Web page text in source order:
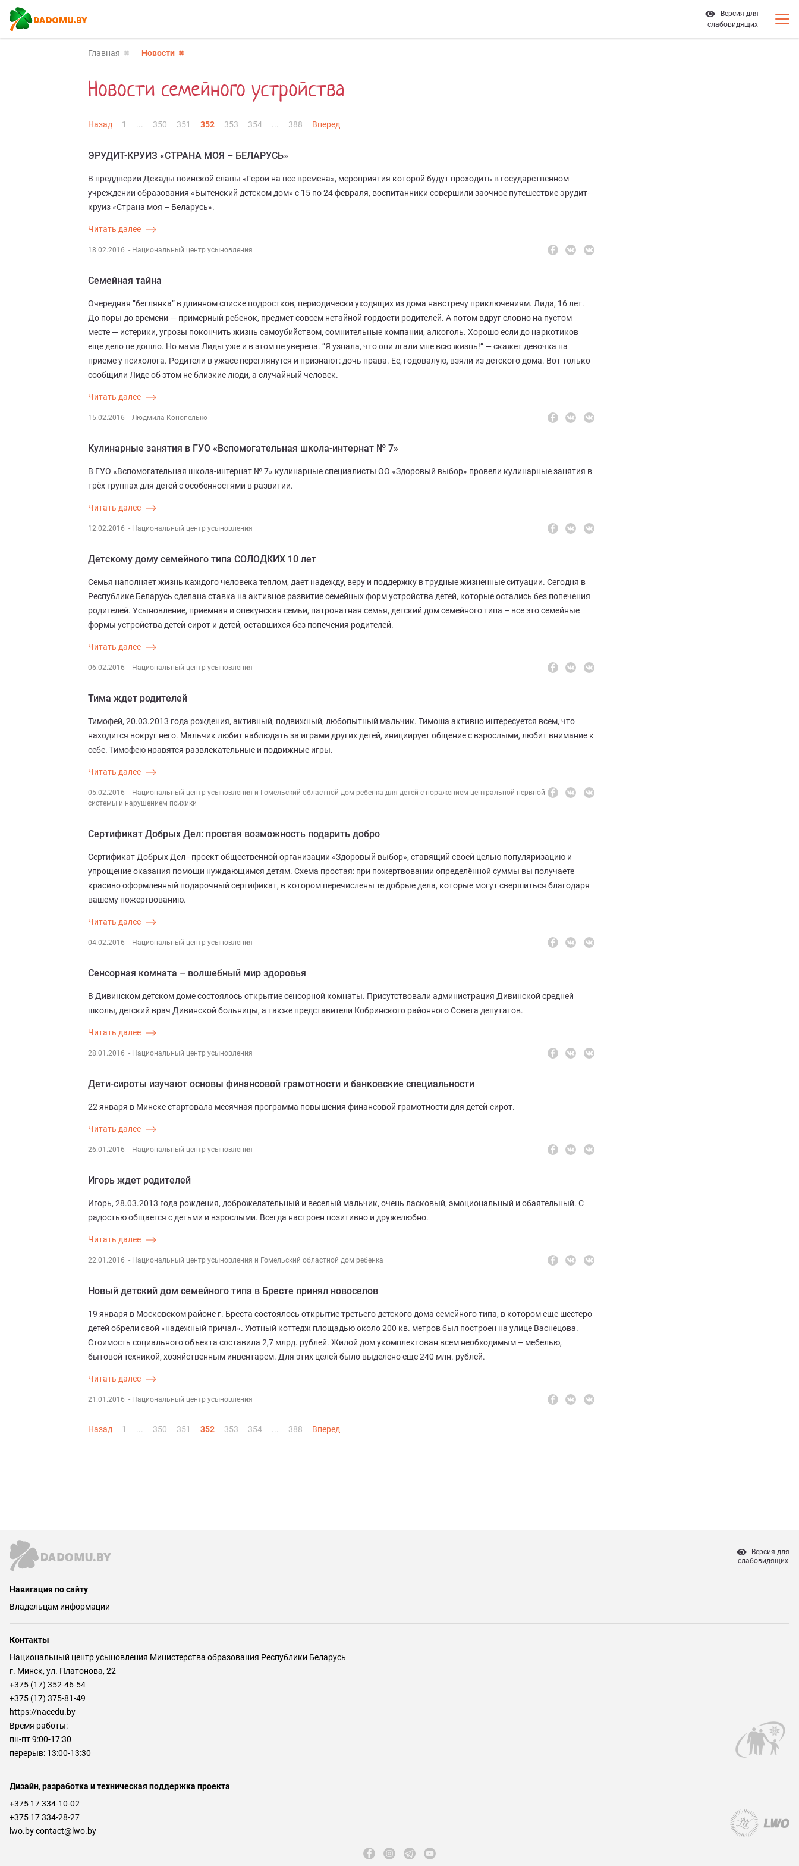
Версия для
слабовидящих
Главная Новости
Новости семейного устройства
Назад 1 ... 350 351 352 353 354 ... 388 Вперед
18.02.2016 - Национальный центр усыновления
ЭРУДИТ-КРУИЗ «СТРАНА МОЯ – БЕЛАРУСЬ»
В преддверии Декады воинской славы «Герои на все времена», мероприятия которой будут проходить в государственном
учреждении образования «Бытенский детском дом» с 15 по 24 февраля, воспитанники совершили заочное путешествие эрудит-
круиз «Страна моя – Беларусь».
Читать далее
15.02.2016 - Людмила Конопелько
Семейная тайна
Очередная “беглянка” в длинном списке подростков, периодически уходящих из дома навстречу приключениям. Лида, 16 лет.
До поры до времени — примерный ребенок, предмет совсем нетайной гордости родителей. А потом вдруг словно на пустом
месте — истерики, угрозы покончить жизнь самоубийством, сомнительные компании, алкоголь. Хорошо если до наркотиков
еще дело не дошло. Но мама Лиды уже и в этом не уверена. “Я узнала, что они лгали мне всю жизнь!” — скажет девочка на
приеме у психолога. Родители в ужасе переглянутся и признают: дочь права. Ее, годовалую, взяли из детского дома. Вот только
сообщили Лиде об этом не близкие люди, а случайный человек.
Читать далее
12.02.2016 - Национальный центр усыновления
Кулинарные занятия в ГУО «Вспомогательная школа-интернат № 7»
В ГУО «Вспомогательная школа-интернат № 7» кулинарные специалисты ОО «Здоровый выбор» провели кулинарные занятия в
трёх группах для детей с особенностями в развитии.
Читать далее
06.02.2016 - Национальный центр усыновления
Детскому дому семейного типа СОЛОДКИХ 10 лет
Семья наполняет жизнь каждого человека теплом, дает надежду, веру и поддержку в трудные жизненные ситуации. Сегодня в
Республике Беларусь сделана ставка на активное развитие семейных форм устройства детей, которые остались без попечения
родителей. Усыновление, приемная и опекунская семьи, патронатная семья, детский дом семейного типа – все это семейные
формы устройства детей-сирот и детей, оставшихся без попечения родителей.
Читать далее
05.02.2016 - Национальный центр усыновления и Гомельский областной дом ребенка для детей с поражением центральной нервной
системы и нарушением психики
Тима ждет родителей
Тимофей, 20.03.2013 года рождения, активный, подвижный, любопытный мальчик. Тимоша активно интересуется всем, что
находится вокруг него. Мальчик любит наблюдать за играми других детей, инициирует общение с взрослыми, любит внимание к
себе. Тимофею нравятся развлекательные и подвижные игры.
Читать далее
04.02.2016 - Национальный центр усыновления
Сертификат Добрых Дел: простая возможность подарить добро
Сертификат Добрых Дел - проект общественной организации «Здоровый выбор», ставящий своей целью популяризацию и
упрощение оказания помощи нуждающимся детям. Схема простая: при пожертвовании определённой суммы вы получаете
красиво оформленный подарочный сертификат, в котором перечислены те добрые дела, которые могут свершиться благодаря
вашему пожертвованию.
Читать далее
28.01.2016 - Национальный центр усыновления
Сенсорная комната – волшебный мир здоровья
В Дивинском детском доме состоялось открытие сенсорной комнаты. Присутствовали администрация Дивинской средней
школы, детский врач Дивинской больницы, а также представители Кобринского районного Совета депутатов.
Читать далее
26.01.2016 - Национальный центр усыновления
Дети-сироты изучают основы финансовой грамотности и банковские специальности
22 января в Минске стартовала месячная программа повышения финансовой грамотности для детей-сирот.
Читать далее
22.01.2016 - Национальный центр усыновления и Гомельский областной дом ребенка
Игорь ждет родителей
Игорь, 28.03.2013 года рождения, доброжелательный и веселый мальчик, очень ласковый, эмоциональный и обаятельный. С
радостью общается с детьми и взрослыми. Всегда настроен позитивно и дружелюбно.
Читать далее
21.01.2016 - Национальный центр усыновления
Новый детский дом семейного типа в Бресте принял новоселов
19 января в Московском районе г. Бреста состоялось открытие третьего детского дома семейного типа, в котором еще шестеро
детей обрели свой «надежный причал». Уютный коттедж площадью около 200 кв. метров был построен на улице Васнецова.
Стоимость социального объекта составила 2,7 млрд. рублей. Жилой дом укомплектован всем необходимым – мебелью,
бытовой техникой, хозяйственным инвентарем. Для этих целей было выделено еще 240 млн. рублей.
Читать далее
Назад 1 ... 350 351 352 353 354 ... 388 Вперед
Версия для
слабовидящих
Навигация по сайту
Владельцам информации
Контакты
Национальный центр усыновления Министерства образования Республики Беларусь
г. Минск, ул. Платонова, 22
+375 (17) 352-46-54
+375 (17) 375-81-49
https://nacedu.by
Время работы:
пн-пт 9:00-17:30
перерыв: 13:00-13:30
Дизайн, разработка и техническая поддержка проекта
+375 17 334-10-02
+375 17 334-28-27
lwo.by contact@lwo.by